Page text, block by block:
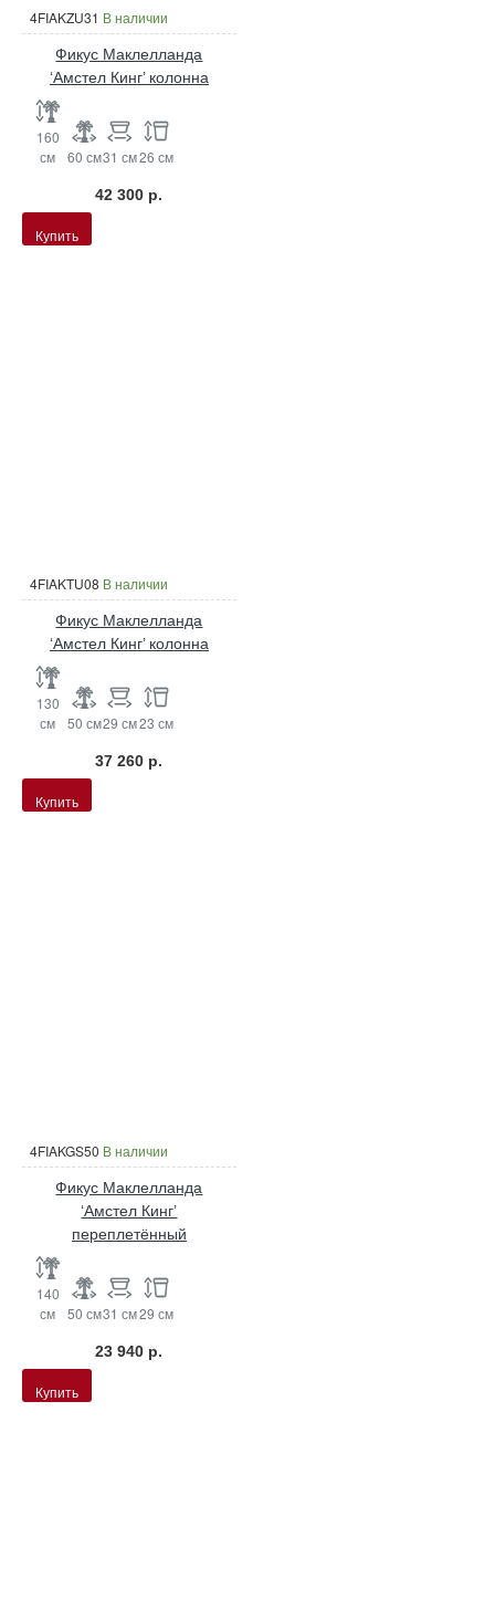
4FIAKZU31 В наличии
Фикус Маклелланда
‘Амстел Кинг’ колонна
160
см
60 см31 см26 см
42 300 р.
Купить
4FIAKTU08 В наличии
Фикус Маклелланда
‘Амстел Кинг’ колонна
130
см
50 см29 см23 см
37 260 р.
Купить
4FIAKGS50 В наличии
Фикус Маклелланда
‘Амстел Кинг’
переплетённый
140
см
50 см31 см29 см
23 940 р.
Купить